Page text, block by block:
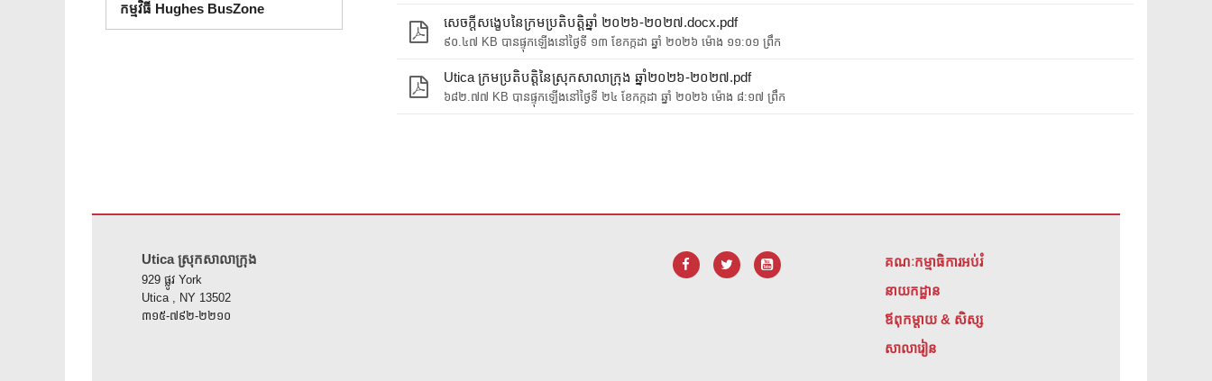
សេចក្តីសង្ខេបនៃក្រមប្រតិបត្តិឆ្នាំ ២០២៦-២០២៧.docx.pdf
៩០.៤៧ KB បានផ្ទុកឡើងនៅថ្ងៃទី ១៣ ខែកក្កដា ឆ្នាំ ២០២៦ ម៉ោង ១១:០១ ព្រឹក
Utica ក្រមប្រតិបត្តិនៃស្រុកសាលាក្រុង ឆ្នាំ២០២៦-២០២៧.pdf
៦៨២.៧៧ KB បានផ្ទុកឡើងនៅថ្ងៃទី ២៤ ខែកក្កដា ឆ្នាំ ២០២៦ ម៉ោង ៨:១៧ ព្រឹក
កម្មវិធី Hughes BusZone
Utica ស្រុកសាលាក្រុង
929 ផ្លូវ York
Utica , NY 13502
៣១៥-៧៩២-២២១០
គណៈកម្មាធិការអប់រំ
នាយកដ្ឋាន
ឪពុកម្តាយ & សិស្ស
សាលារៀន